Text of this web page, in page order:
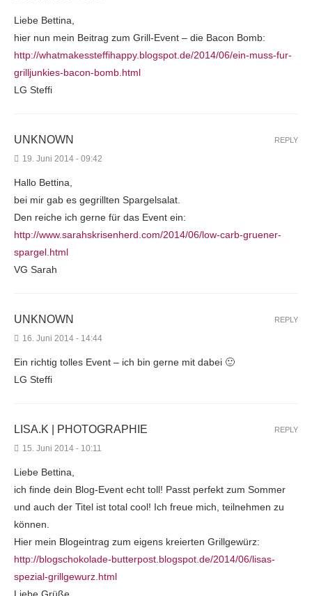
Liebe Bettina,
hier nun mein Beitrag zum Grill-Event – die Bacon Bomb:
http://whatmakessteffihappy.blogspot.de/2014/06/ein-muss-fur-
grilljunkies-bacon-bomb.html
LG Steffi
UNKNOWN
19. Juni 2014 - 09:42
Hallo Bettina,
bei mir gab es gegrillten Spargelsalat.
Den reiche ich gerne für das Event ein:
http://www.sarahskrisenherd.com/2014/06/low-carb-gruener-
spargel.html
VG Sarah
REPLY
UNKNOWN
16. Juni 2014 - 14:44
Ein richtig tolles Event – ich bin gerne mit dabei 🙂
LG Steffi
REPLY
LISA.K | PHOTOGRAPHIE
15. Juni 2014 - 10:11
Liebe Bettina,
ich finde dein Blog-Event echt toll! Passt perfekt zum Sommer
und auch der Titel ist total cool! Ich freue mich, teilnehmen zu
können.
Hier mein Blogeintrag zum eigens kreierten Grillgewürz:
http://blogschokolade-butterpost.blogspot.de/2014/06/lisas-
spezial-grillgewurz.html
REPLY